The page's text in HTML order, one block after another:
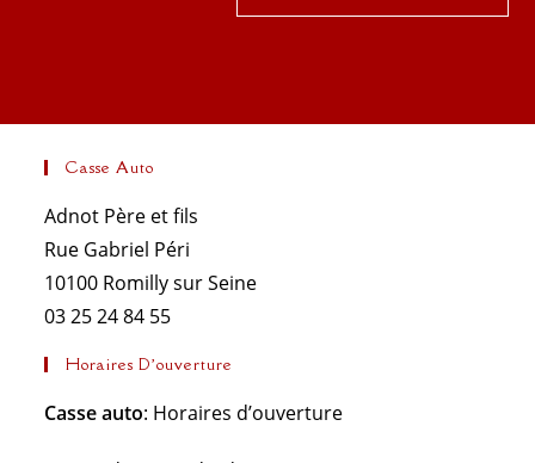
Casse Auto
Adnot Père et fils
Rue Gabriel Péri
10100 Romilly sur Seine
03 25 24 84 55
Horaires D’ouverture
Casse auto: Horaires d’ouverture